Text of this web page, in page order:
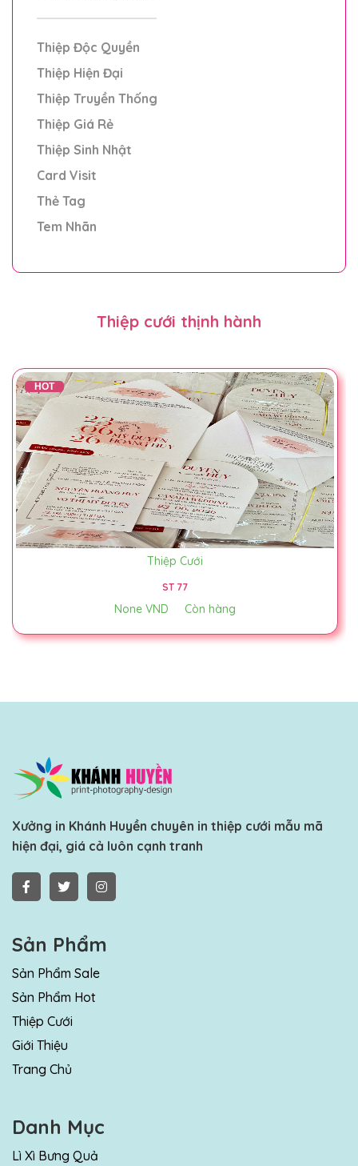
Thiệp Độc Quyền
Thiệp Hiện Đại
Thiệp Truyền Thống
Thiệp Giá Rẻ
Thiệp Sinh Nhật
Card Visit
Thẻ Tag
Tem Nhãn
Thiệp cưới thịnh hành
HOT
Thiệp Cưới
ST 77
None VND Còn hàng
Xưởng in Khánh Huyền chuyên in thiệp cưới mẫu mã
hiện đại, giá cả luôn cạnh tranh
Sản Phẩm
Sản Phẩm Sale
Sản Phẩm Hot
Thiệp Cưới
Giới Thiệu
Trang Chủ
Danh Mục
Lì Xì Bưng Quả